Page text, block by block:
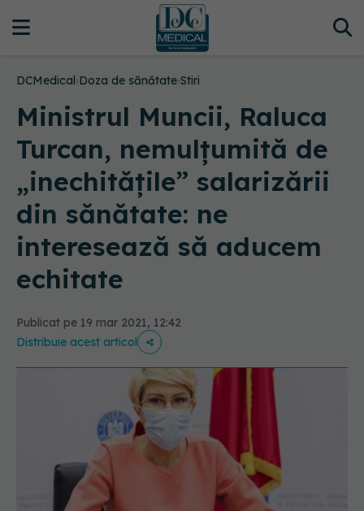
DCMedical›Doza de sănătate›Stiri
Ministrul Muncii, Raluca
Turcan, nemulțumită de
„inechitățile” salarizării
din sănătate: ne
interesează să aducem
echitate
Publicat pe 19 mar 2021, 12:42
Distribuie acest articol